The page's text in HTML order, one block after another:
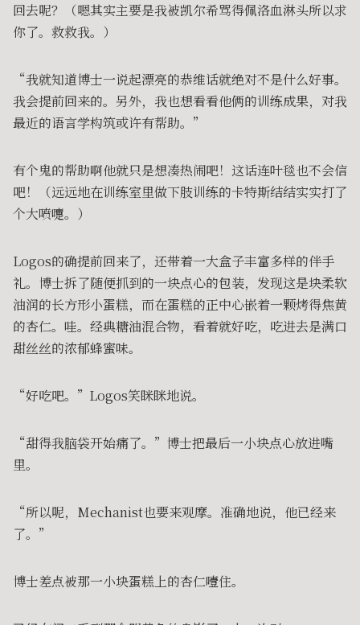
回去呢？（嗯其实主要是我被凯尔希骂得佩洛血淋头所以求
你了。救救我。）
“我就知道博士一说起漂亮的恭维话就绝对不是什么好事。
我会提前回来的。另外，我也想看看他俩的训练成果，对我
最近的语言学构筑或许有帮助。”
有个鬼的帮助啊他就只是想凑热闹吧！这话连叶毯也不会信
吧！（远远地在训练室里做下肢训练的卡特斯结结实实打了
个大喷嚏。）
Logos的确提前回来了，还带着一大盒子丰富多样的伴手
礼。博士拆了随便抓到的一块点心的包装，发现这是块柔软
油润的长方形小蛋糕，而在蛋糕的正中心嵌着一颗烤得焦黄
的杏仁。哇。经典糖油混合物，看着就好吃，吃进去是满口
甜丝丝的浓郁蜂蜜味。
“好吃吧。”Logos笑眯眯地说。
“甜得我脑袋开始痛了。”博士把最后一小块点心放进嘴
里。
“所以呢，Mechanist也要来观摩。准确地说，他已经来
了。”
博士差点被那一小块蛋糕上的杏仁噎住。